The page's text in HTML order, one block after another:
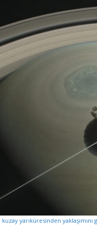
kuzay yarıküresinden